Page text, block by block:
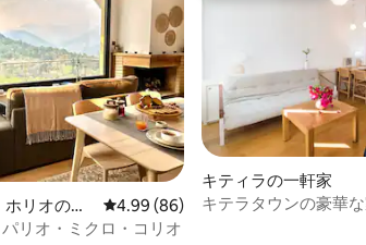
リオのシ
レビュー86件、5つ星中4.99つ星の
4.99 (86)
リオ・ミクロ・コリオ
キティラの一軒家
キテラタウンの豪華